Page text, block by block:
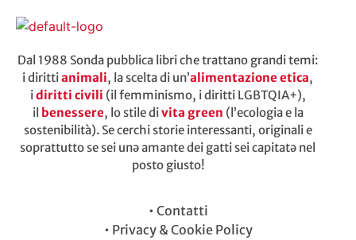
Dal 1988 Sonda pubblica libri che trattano grandi temi:
i dirittianimali, la scelta di un’alimentazione etica,
idiritti civili (il femminismo, i diritti LGBTQIA+),
il benessere, lo stile divita green (l’ecologia e la
sostenibilità). Se cerchi storie interessanti, originali e
soprattutto se sei unə amante dei gatti sei capitatə nel
posto giusto!
• Contatti
• Privacy & Cookie Policy